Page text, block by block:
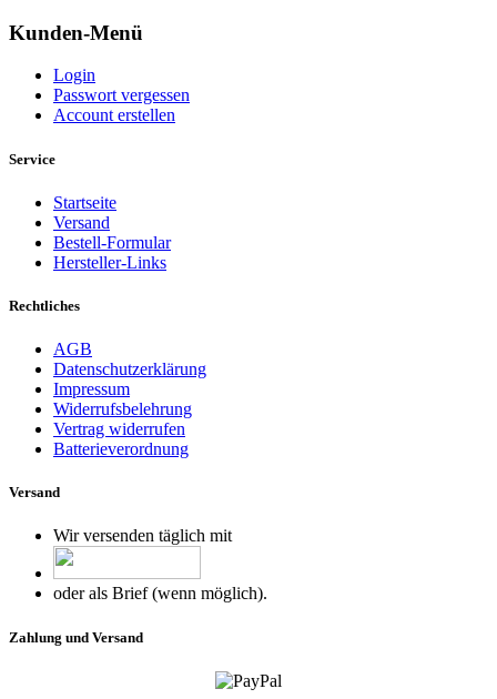
Kunden-Menü
Login
Passwort vergessen
Account erstellen
Service
Startseite
Versand
Bestell-Formular
Hersteller-Links
Rechtliches
AGB
Datenschutzerklärung
Impressum
Widerrufsbelehrung
Vertrag widerrufen
Batterieverordnung
Versand
Wir versenden täglich mit
oder als Brief (wenn möglich).
Zahlung und Versand